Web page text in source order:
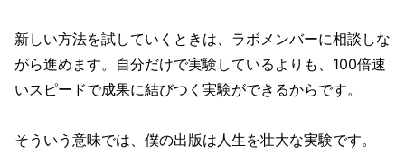
新しい方法を試していくときは、ラボメンバーに相談しな
がら進めます。自分だけで実験しているよりも、100倍速
いスピードで成果に結びつく実験ができるからです。
そういう意味では、僕の出版は人生を壮大な実験です。